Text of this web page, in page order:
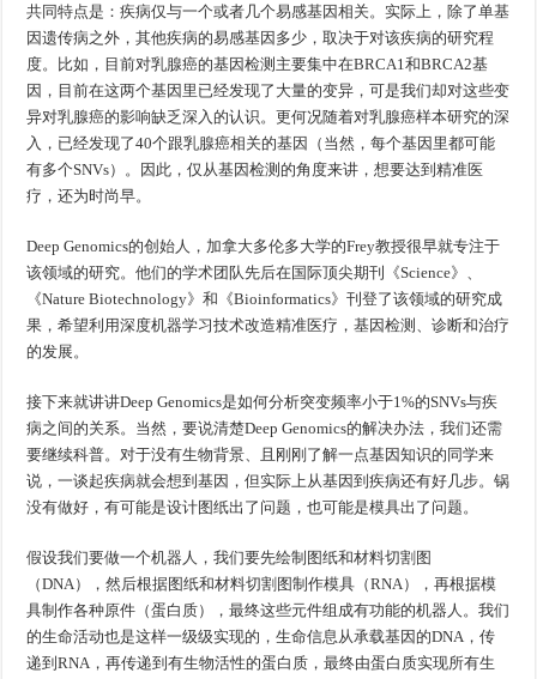
共同特点是：疾病仅与一个或者几个易感基因相关。实际上，除了单基
因遗传病之外，其他疾病的易感基因多少，取决于对该疾病的研究程
度。比如，目前对乳腺癌的基因检测主要集中在BRCA1和BRCA2基
因，目前在这两个基因里已经发现了大量的变异，可是我们却对这些变
异对乳腺癌的影响缺乏深入的认识。更何况随着对乳腺癌样本研究的深
入，已经发现了40个跟乳腺癌相关的基因（当然，每个基因里都可能
有多个SNVs）。因此，仅从基因检测的角度来讲，想要达到精准医
疗，还为时尚早。
Deep Genomics的创始人，加拿大多伦多大学的Frey教授很早就专注于
该领域的研究。他们的学术团队先后在国际顶尖期刊《Science》、
《Nature Biotechnology》和《Bioinformatics》刊登了该领域的研究成
果，希望利用深度机器学习技术改造精准医疗，基因检测、诊断和治疗
的发展。
接下来就讲讲Deep Genomics是如何分析突变频率小于1%的SNVs与疾
病之间的关系。当然，要说清楚Deep Genomics的解决办法，我们还需
要继续科普。对于没有生物背景、且刚刚了解一点基因知识的同学来
说，一谈起疾病就会想到基因，但实际上从基因到疾病还有好几步。锅
没有做好，有可能是设计图纸出了问题，也可能是模具出了问题。
假设我们要做一个机器人，我们要先绘制图纸和材料切割图
（DNA），然后根据图纸和材料切割图制作模具（RNA），再根据模
具制作各种原件（蛋白质），最终这些元件组成有功能的机器人。我们
的生命活动也是这样一级级实现的，生命信息从承载基因的DNA，传
递到RNA，再传递到有生物活性的蛋白质，最终由蛋白质实现所有生